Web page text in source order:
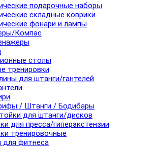
подарочные наборы
складные коврики
фонари и лампы
Компас
столы
тренировки
для штанги/гантелей
/ Штанги / Бодибары
для штанги/дисков
для пресса/гиперэкстензии
тренировочные
для фитнеса